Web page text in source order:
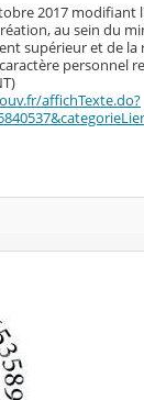
2017 modifiant
au sein du
supérieur et de la
personnel
affichTexte.do?